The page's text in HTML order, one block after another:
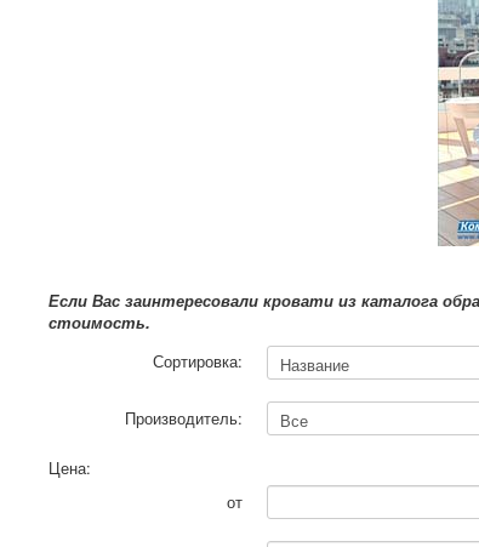
Если Вас заинтересовали кровати из каталога
стоимость.
Сортировка:
Производитель:
Цена:
от